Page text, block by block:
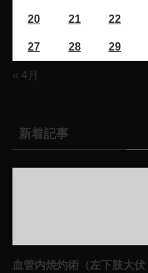
20 21 22
27 28 29
« 4月
新着記事
血管内焼灼術（左下肢大伏